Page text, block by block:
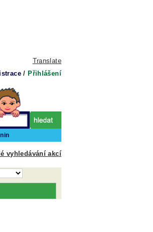
Translate
/ Přihlášení
vyhledávání akcí